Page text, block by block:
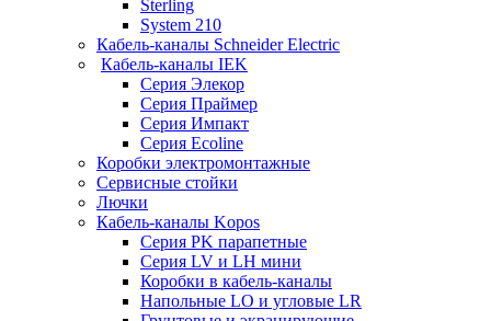
Sterling
System 210
Кабель-каналы Schneider Electric
Кабель-каналы IEK
Серия Элекор
Серия Праймер
Серия Импакт
Серия Ecoline
Коробки электромонтажные
Сервисные стойки
Лючки
Кабель-каналы Kopos
Серия PK парапетные
Серия LV и LH мини
Коробки в кабель-каналы
Напольные LO и угловые LR